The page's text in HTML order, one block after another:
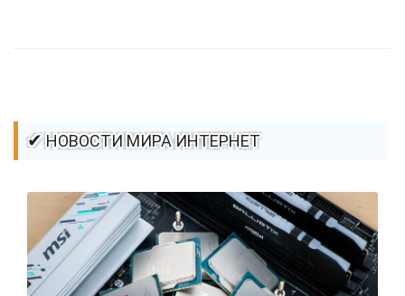
✔ НОВОСТИ МИРА ИНТЕРНЕТ